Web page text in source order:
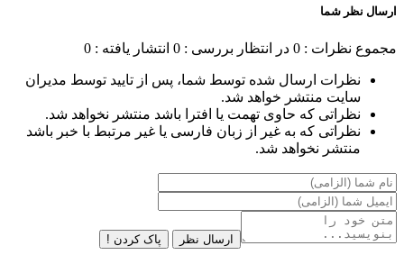
ارسال نظر شما
مجموع نظرات : 0 در انتظار بررسی : 0 انتشار یافته : 0
نظرات ارسال شده توسط شما، پس از تایید توسط مدیران
سایت منتشر خواهد شد.
نظراتی که حاوی تهمت یا افترا باشد منتشر نخواهد شد.
نظراتی که به غیر از زبان فارسی یا غیر مرتبط با خبر باشد
منتشر نخواهد شد.
ارسال نظر پاک کردن !